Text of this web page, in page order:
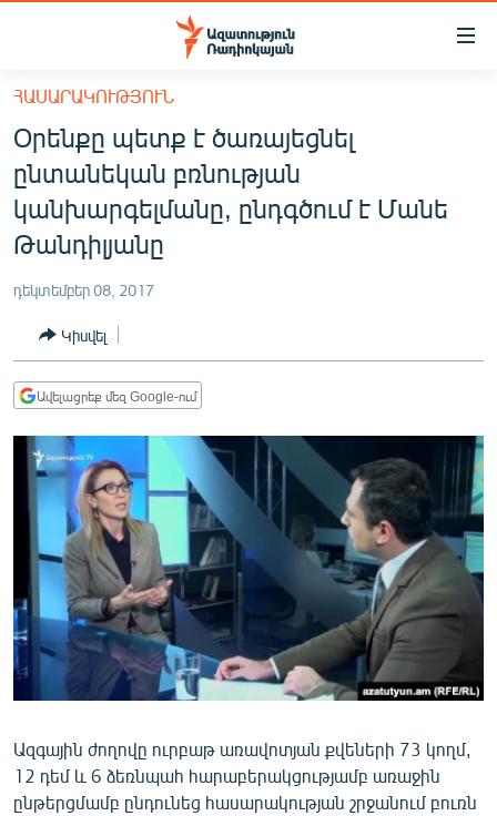
Մատչելիության
հիմնական
բովանդակությանը
Անցնել
հիմնական
մենյուին
Որոնում
ՀԱՅԱՍՏԱՆ
ՔԱՂԱՔԱԿԱՆ
ԸՆՏՐՈՒԹՅՈՒՆՆԵՐ 2026
ՏՆՏԵՍՈՒԹՅՈՒՆ
ՂԱՐԱԲԱՂ
ՊԱՏԵՐԱԶՄԻ 6 ՇԱԲԱԹՆԵՐԸ
ՏԱՐԱԾԱՇՐՋԱՆ
ՄԻՋԱԶԳԱՅԻՆ
ՄՇԱԿՈՒՅԹ
ՍՊՈՐՏ
ՄԵԿՆԱԲԱՆՈՒԹՅՈՒՆ
ՏՏ ԵՒ ԻՆՏԵՐՆԵՏ
ԱՐԽԻՎ
ՏԵՍԱՆՅՈՒԹԵՐ
ՀԱՍԱՐԱԿՈՒԹՅՈՒՆ
Օրենքը պետք է ծառայեցնել
ընտանեկան բռնության
կանխարգելմանը, ընդգծում է Մանե
Թանդիլյանը
դեկտեմբեր 08, 2017
Կիսվել
Ավելացրեք մեզ Google-ում
Ազգային ժողովը ուրբաթ առավոտյան քվեների 73 կողմ,
12 դեմ և 6 ձեռնպահ հարաբերակցությամբ առաջին
ընթերցմամբ ընդունեց հասարակության շրջանում բուռն